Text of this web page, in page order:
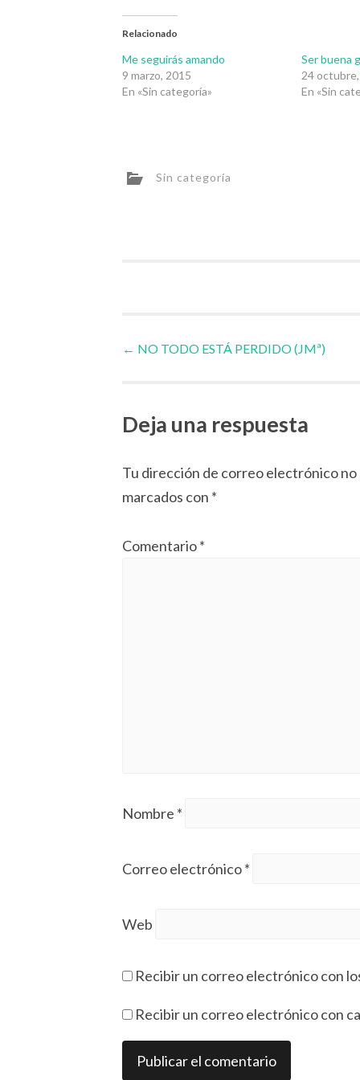
Relacionado
Me seguirás amando
9 marzo, 2015
En «Sin categoría»
Ser buena
24
En «Sin
Sin categoría
Navegador
artículos
← NO TODO ESTÁ PERDIDO (JMª)
Deja una respuesta
Tu dirección de correo electrónico no
marcados con *
Comentario*
Nombre *
Correo electrónico*
Web
Recibir un correo electrónico con
Recibir un correo electrónico con